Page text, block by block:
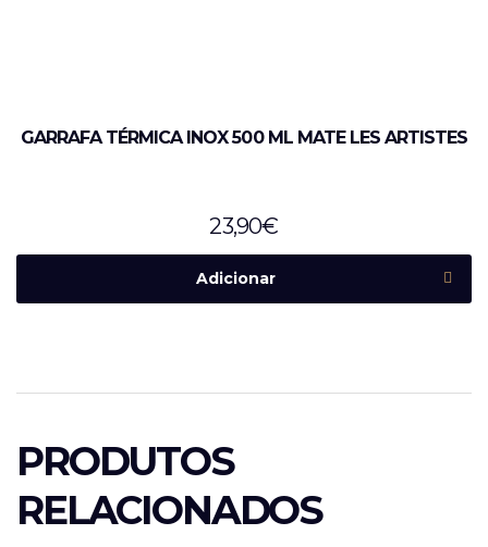
GARRAFA TÉRMICA INOX 500 ML MATE LES ARTISTES
23,90€
Adicionar
PRODUTOS
RELACIONADOS